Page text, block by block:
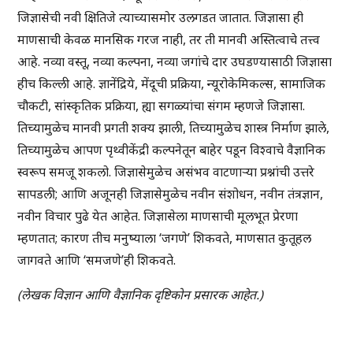
जिज्ञासेची नवी क्षितिजे त्याच्यासमोर उलगडत जातात. जिज्ञासा ही
माणसाची केवळ मानसिक गरज नाही, तर ती मानवी अस्तित्वाचे तत्त्व
आहे. नव्या वस्तू, नव्या कल्पना, नव्या जगांचे दार उघडण्यासाठी जिज्ञासा
हीच किल्ली आहे. ज्ञानेंद्रिये, मेंदूची प्रक्रिया, न्यूरोकेमिकल्स, सामाजिक
चौकटी, सांस्कृतिक प्रक्रिया, ह्या सगळ्यांचा संगम म्हणजे जिज्ञासा.
तिच्यामुळेच मानवी प्रगती शक्य झाली, तिच्यामुळेच शास्त्र निर्माण झाले,
तिच्यामुळेच आपण पृथ्वीकेंद्री कल्पनेतून बाहेर पडून विश्वाचे वैज्ञानिक
स्वरूप समजू शकलो. जिज्ञासेमुळेच असंभव वाटणाऱ्या प्रश्नांची उत्तरे
सापडली; आणि अजूनही जिज्ञासेमुळेच नवीन संशोधन, नवीन तंत्रज्ञान,
नवीन विचार पुढे येत आहेत. जिज्ञासेला माणसाची मूलभूत प्रेरणा
म्हणतात; कारण तीच मनुष्याला ‘जगणे’ शिकवते, माणसात कुतूहल
जागवते आणि ‘समजणे’ही शिकवते.
(लेखक विज्ञान आणि वैज्ञानिक दृष्टिकोन प्रसारक आहेत.)